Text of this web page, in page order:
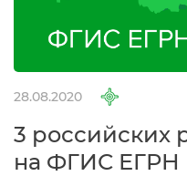
28.08.2020
3 российских
на ФГИС ЕГРН